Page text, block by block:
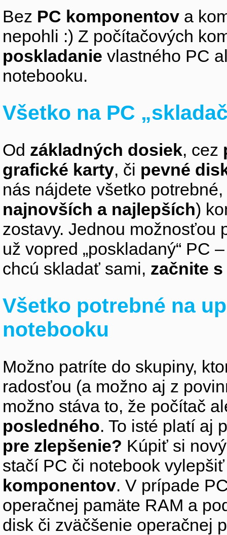
Bez PC komponentov a
nepohli :) Z počítačových
poskladanie vlastného PC
notebooku.
Všetko na PC
Od základných dosiek, cez
grafické karty, či pevné
nás nájdete všetko
najnovších a najlepších)
zostavy. Jednou možnosťou
už vopred „poskladaný“ PC
chcú skladať sami, začnite
Všetko potrebné na
notebooku
Možno patríte do skupiny,
radosťou (a možno aj z
možno stáva to, že počítač
posledného. To isté platí aj
pre zlepšenie? Kúpiť si
stačí PC či notebook
komponentov. V prípade
operačnej pamäte RAM a
disk či zväčšenie operačnej